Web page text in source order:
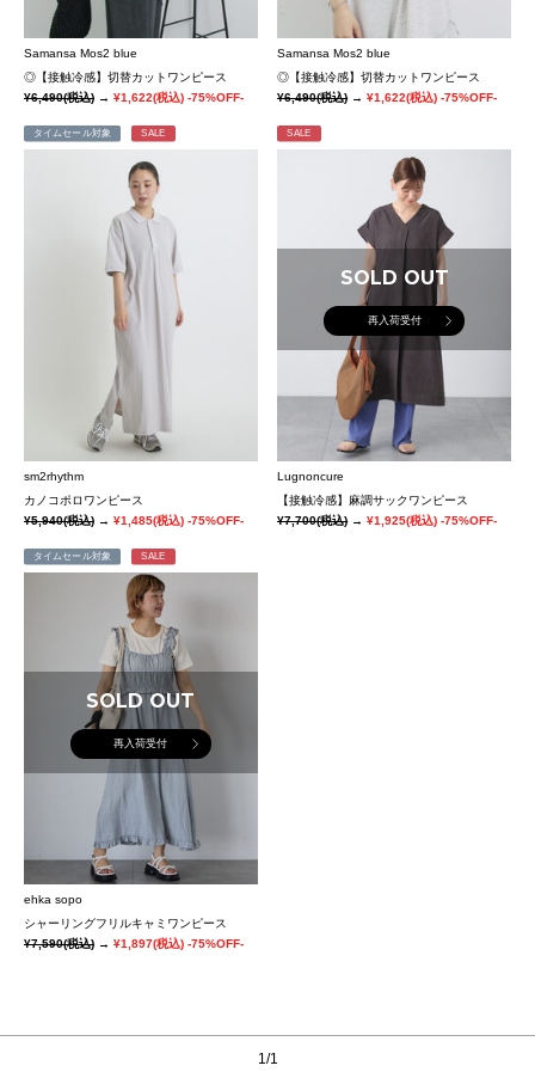
Samansa Mos2 blue
◎【接触冷感】切替カットワンピース
¥6,490(税込) → ¥1,622(税込) -75%OFF-
Samansa Mos2 blue
◎【接触冷感】切替カットワンピース
¥6,490(税込)→¥1,622(税込) -75%OFF-
タイムセール対象 SALE
sm2rhythm
カノコポロワンピース
¥5,940(税込) → ¥1,485(税込) -75%OFF-
SALE
SOLD OUT
再入荷受付
Lugnoncure
【接触冷感】麻調サックワンピース
¥7,700(税込)→¥1,925(税込) -75%OFF-
タイムセール対象 SALE
SOLD OUT
再入荷受付
ehka sopo
シャーリングフリルキャミワンピース
¥7,590(税込) → ¥1,897(税込) -75%OFF-
1/1